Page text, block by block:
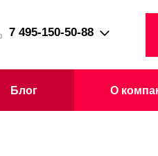
7 495-150-50-88
Блог О